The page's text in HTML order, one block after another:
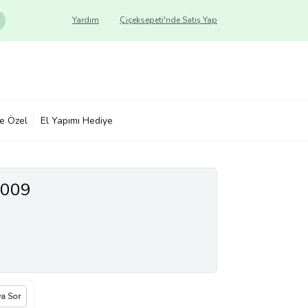
Çiçeksepeti'nde Satış Yap
Yardım
Özel El Yapımı Hediye
Sor